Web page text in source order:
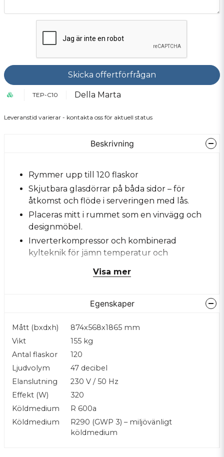
Skicka offertförfrågan
TEP-C10 Della Marta
Leveranstid varierar - kontakta oss för aktuell status
Beskrivning
Rymmer upp till 120 flaskor
Skjutbara glasdörrar på båda sidor – för
åtkomst och flöde i serveringen med lås.
Placeras mitt i rummet som en vinvägg och
designmöbel.
Inverterkompressor och kombinerad
kylteknik för jämn temperatur och
Antivibrationssystem som skyddar vinets
LED-belysning som framhäver flaskorna.
matcha din inredning.
Kontakta oss för offert på exakt utförande
Visa mer
Egenskaper
Mått (bxdxh)
874x568x1865 mm
Vikt
155 kg
Antal flaskor
120
Ljudvolym
47 decibel
Elanslutning
230 V / 50 Hz
Effekt (W)
320
Köldmedium
R 600a
Köldmedium
R290 (GWP 3) – miljövänligt
köldmedium